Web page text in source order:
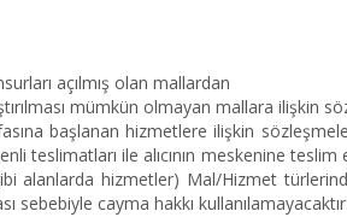
açılmış olan mallardan
mümkün olmayan mallara ilişkin
başlanan hizmetlere ilişkin
teslimatları ile alıcının meskenine
hizmetler) Mal/Hizmet
cayma hakkı kullanılamayacaktır.